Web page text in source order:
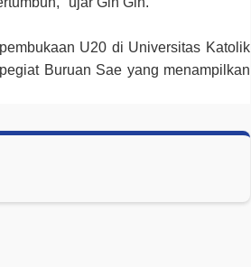
U20 di Universitas Katolik
Buruan Sae yang menampilkan